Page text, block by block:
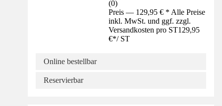
(0)
Preis — 129,95 € * Alle Preise
inkl. MwSt. und ggf. zzgl.
Versandkosten pro ST129,95
€*/ ST
Online bestellbar
Reservierbar